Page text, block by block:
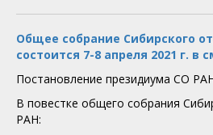
Общее собрание Сибирского
состоится 7-8 апреля 2021 г.
Постановление президиума СО
В повестке общего собрания
РАН: